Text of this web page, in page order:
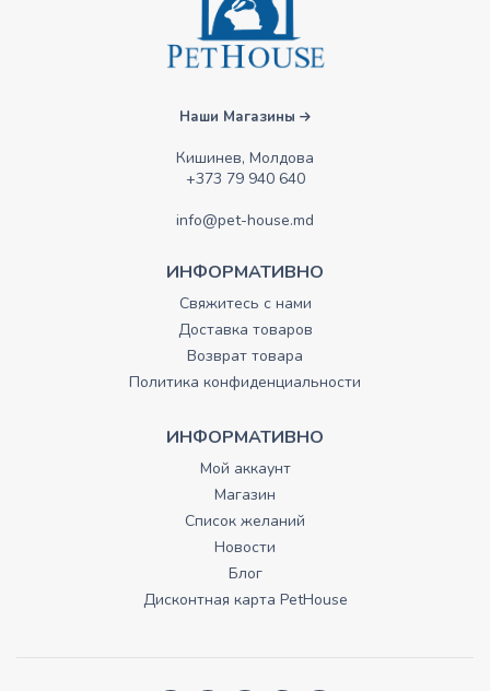
Наши Магазины
Кишинев, Молдова
+373 79 940 640
info@pet-house.md
ИНФОРМАТИВНО
Свяжитесь с нами
Доставка товаров
Возврат товара
Политика конфиденциальности
ИНФОРМАТИВНО
Мой аккаунт
Магазин
Список желаний
Новости
Блог
Дисконтная карта PetHouse